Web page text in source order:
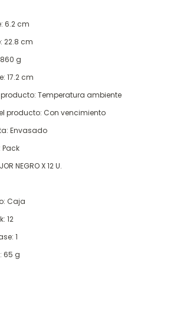
6.2 cm
22.8 cm
g
17.2 cm
Temperatura ambiente
producto: Con vencimiento
Envasado
NEGRO X 12 U.
Caja
12
1
65 g